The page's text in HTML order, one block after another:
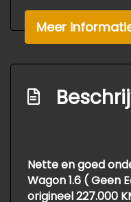
Elektrische
Stuur leder
Centrale
Meer
Nette en goed
Wagon 1.6 ( Geen
origineel 227.000